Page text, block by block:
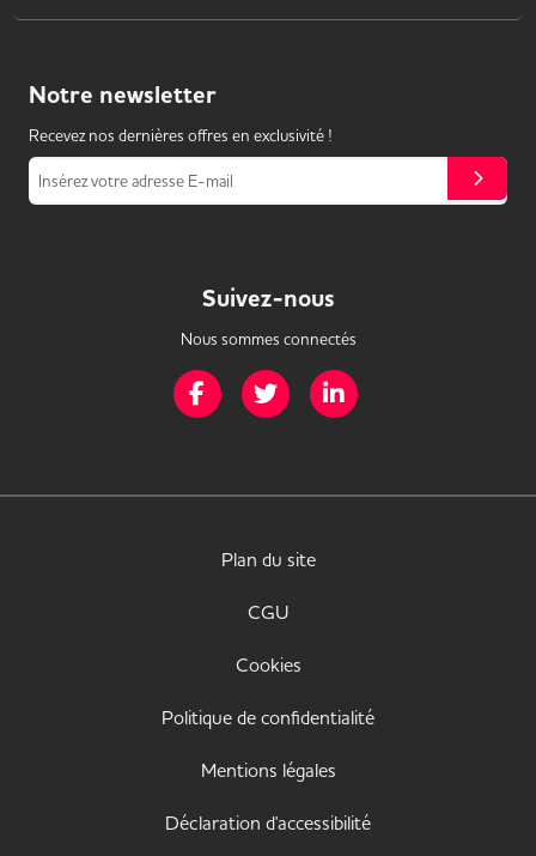
Notre newsletter
Recevez nos dernières offres en exclusivité !
Insérez votre adresse E-mail
Suivez-nous
Nous sommes connectés
Page Facebook de Mission Handicap
Page Twitter de Mission Handicap
Plan du site
CGU
Cookies
Politique de confidentialité
Mentions légales
Déclaration d'accessibilité